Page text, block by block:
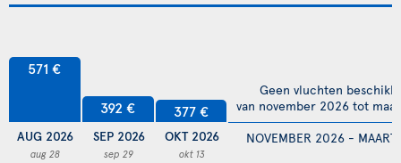
571 €
AUG 2026
aug 28
392 €
SEP 2026
sep 29
377 €
OKT 2026
okt 13
NOVEMBER 2026 -
Geen vluchten
van november 2026 tot